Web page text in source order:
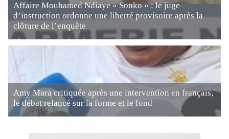
Affaire Mouhamed Ndiaye « Sonko » : le juge
d’instruction ordonne une liberté provisoire après la
clôture de l’enquête
Amy Mara critiquée après une intervention en français,
le débat relancé sur la forme et le fond